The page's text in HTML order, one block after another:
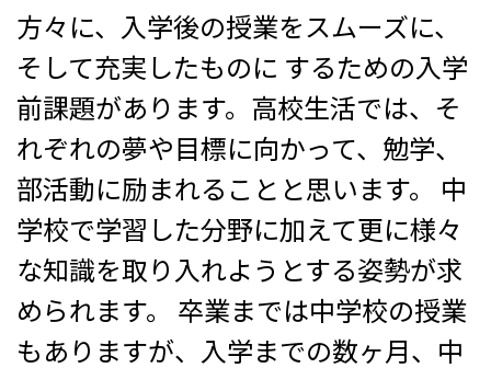
教員採用情報(PDF) 各種証明書
寄付金のお願い
方々に、入学後の授業をスムーズに、
そして充実したものに するための入学
前課題があります。高校生活では、そ
れぞれの夢や目標に向かって、勉学、
部活動に励まれることと思います。 中
学校で学習した分野に加えて更に様々
な知識を取り入れようとする姿勢が求
められます。 卒業までは中学校の授業
もありますが、入学までの数ヶ月、中